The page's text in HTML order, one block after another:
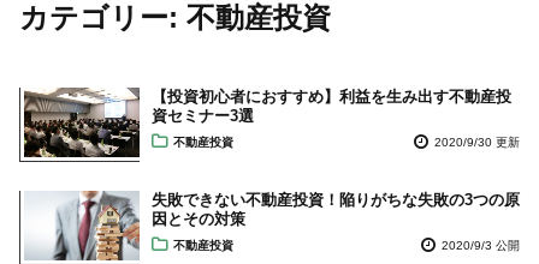
カテゴリー: 不動産投資
【投資初心者におすすめ】利益を生み出す不動産投
資セミナー3選
不動産投資 2020/9/30 更新
失敗できない不動産投資！陥りがちな失敗の3つの原
因とその対策
不動産投資 2020/9/3 公開